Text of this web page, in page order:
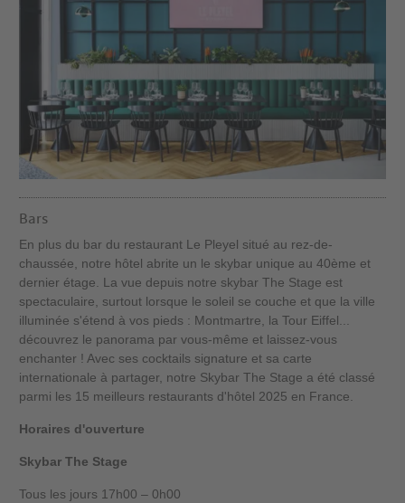
Bars
En plus du bar du restaurant Le Pleyel situé au rez-de-
chaussée, notre hôtel abrite un le skybar unique au 40ème et
dernier étage. La vue depuis notre skybar The Stage est
spectaculaire, surtout lorsque le soleil se couche et que la ville
illuminée s'étend à vos pieds : Montmartre, la Tour Eiffel...
découvrez le panorama par vous-même et laissez-vous
enchanter ! Avec ses cocktails signature et sa carte
internationale à partager, notre Skybar The Stage a été classé
parmi les 15 meilleurs restaurants d'hôtel 2025 en France.
Horaires d'ouverture
Skybar The Stage
Tous les jours 17h00 – 0h00